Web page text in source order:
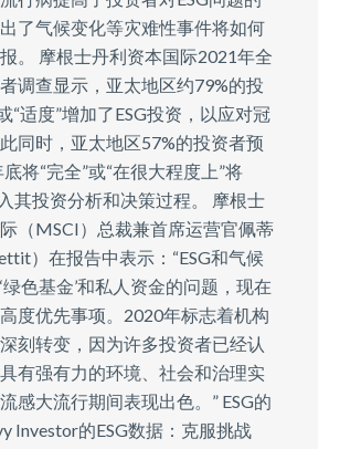
了气候变化等灾难性事件将如何
。 摩根士丹利资本国际2021年全
调查显示，亚太地区约79%的投
“适度”增加了ESG投资，以应对冠
同时，亚太地区57%的投资者预
将“完全”或“在很大程度上”将
其投资分析和决策过程。 摩根士
（MSCI）总裁兼首席运营官佩蒂
）在报告中表示：“ESG和气候
绿色基金’和私人资金的问题，现在
度优先事项。2020年标志着机构
刻转变，因为许多投资者已经认
有强有力的环境、社会和治理实
感大流行期间表现出色。” ESG的
Investor的ESG数据：克服挑战